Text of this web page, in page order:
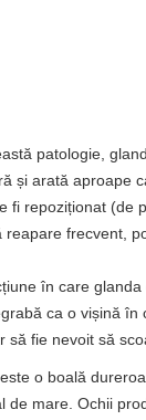
patologie,
și arată aproape
fi repoziționat (de
reapare frecvent,
în care
ca o vișină în
să fie nevoit să
o boală
de mare. Ochii